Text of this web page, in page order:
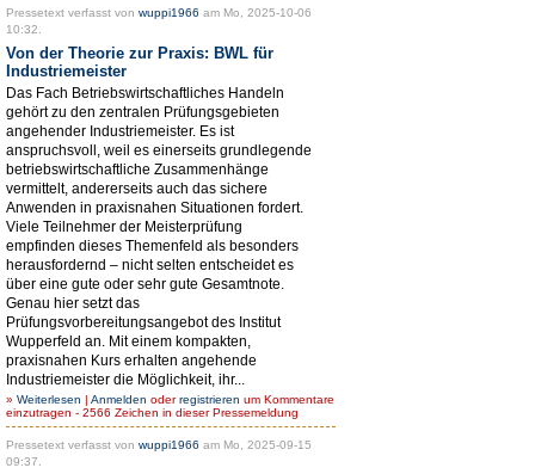
Pressetext verfasst von wuppi1966 am Mo, 2025-10-06
10:32.
Von der Theorie zur Praxis: BWL für
Industriemeister
Das Fach Betriebswirtschaftliches Handeln
gehört zu den zentralen Prüfungsgebieten
angehender Industriemeister. Es ist
anspruchsvoll, weil es einerseits grundlegende
betriebswirtschaftliche Zusammenhänge
vermittelt, andererseits auch das sichere
Anwenden in praxisnahen Situationen fordert.
Viele Teilnehmer der Meisterprüfung
empfinden dieses Themenfeld als besonders
herausfordernd – nicht selten entscheidet es
über eine gute oder sehr gute Gesamtnote.
Genau hier setzt das
Prüfungsvorbereitungsangebot des Institut
Wupperfeld an. Mit einem kompakten,
praxisnahen Kurs erhalten angehende
Industriemeister die Möglichkeit, ihr...
» Weiterlesen | Anmelden oderregistrieren um Kommentare
einzutragen - 2566 Zeichen in dieser Pressemeldung
Pressetext verfasst von wuppi1966 am Mo, 2025-09-15
09:37.